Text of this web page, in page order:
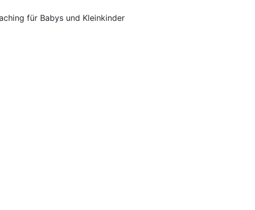
für Babys und Kleinkinder